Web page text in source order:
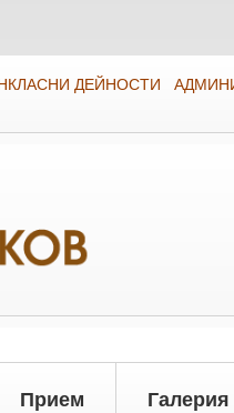
ДЕЙНОСТИ
Прием Галерия